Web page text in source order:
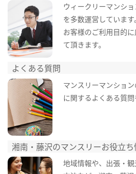
ウィークリーマンシ
を多数運営しています。
お客様のご利用目的
て頂きます。
よくある質問
マンスリーマンショ
に関するよくある質問
湘南・藤沢のマンスリーお役立ち
地域情報や、出張・